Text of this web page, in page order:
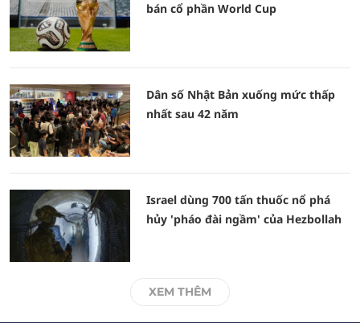
bán cổ phần World Cup
Dân số Nhật Bản xuống mức thấp
nhất sau 42 năm
Israel dùng 700 tấn thuốc nổ phá
hủy 'pháo đài ngầm' của Hezbollah
XEM THÊM